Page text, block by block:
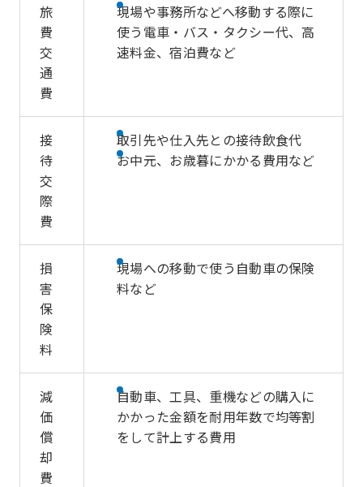
旅
費
交
通
費
現場や事務所などへ移動する際に
使う電車・バス・タクシー代、高
速料金、宿泊費など
接
待
交
際
費
取引先や仕入先との接待飲食代
お中元、お歳暮にかかる費用など
損
害
保
険
料
現場への移動で使う自動車の保険
料など
減
価
償
却
費
自動車、工具、重機などの購入に
かかった金額を耐用年数で均等割
をして計上する費用